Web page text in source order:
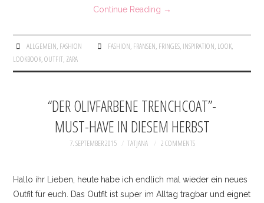
Continue Reading →
ALLGEMEIN, FASHION FASHION, FRANSEN, FRINGES, INSPIRATION, LOOK,
LOOKBOOK,OUTFIT, ZARA
“DER OLIVFARBENE TRENCHCOAT”-
MUST-HAVE IN DIESEM HERBST
7. SEPTEMBER 2015 TATJANA 2 COMMENTS
Hallo ihr Lieben, heute habe ich endlich mal wieder ein neues
Outfit für euch. Das Outfit ist super im Alltag tragbar und eignet